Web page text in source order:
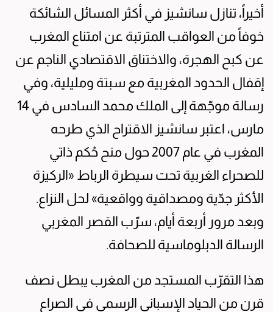
أخيراً، تنازل سانشيز في أكثر المسائل الشائكة
خوفاً من العواقب المترتبة عن امتناع المغرب
عن كبح الهجرة، والاختناق الاقتصادي الناجم عن
إقفال الحدود المغربية مع سبتة ومليلية، وفي
رسالة موجّهة إلى الملك محمد السادس في 14
مارس، اعتبر سانشيز الاقتراح الذي طرحه
المغرب في عام 2007 حول منح حُكم ذاتي
للصحراء الغربية تحت سيطرة الرباط «الركيزة
الأكثر جدّية ومصداقية وواقعية» لحل النزاع.
وبعد مرور أربعة أيام، سرّب القصر المغربي
الرسالة الدبلوماسية للصحافة.
هذا التقرّب المستجد من المغرب يبطل نصف
قرنٍ من الحياد الإسباني الرسمي في الصراع